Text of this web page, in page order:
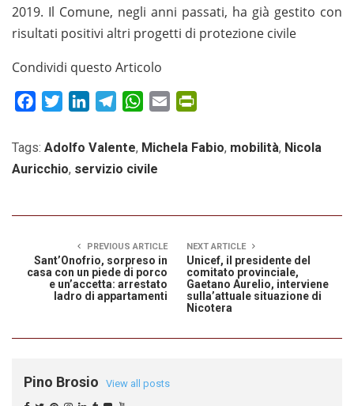
2019. Il Comune, negli anni passati, ha già gestito con
risultati positivi altri progetti di protezione civile
Condividi questo Articolo
FacebookTwitterLinkedInTelegramWhatsApp
Email
Tags: Adolfo Valente, Michela Fabio, mobilità, Nicola
Auricchio, servizio civile
PREVIOUS ARTICLE
Sant’Onofrio, sorpreso in
casa con un piede di porco
e un’accetta: arrestato
ladro di appartamenti
NEXT ARTICLE
Unicef, il presidente del
comitato provinciale,
Gaetano Aurelio, interviene
sulla’attuale situazione di
Nicotera
Pino Brosio View all posts